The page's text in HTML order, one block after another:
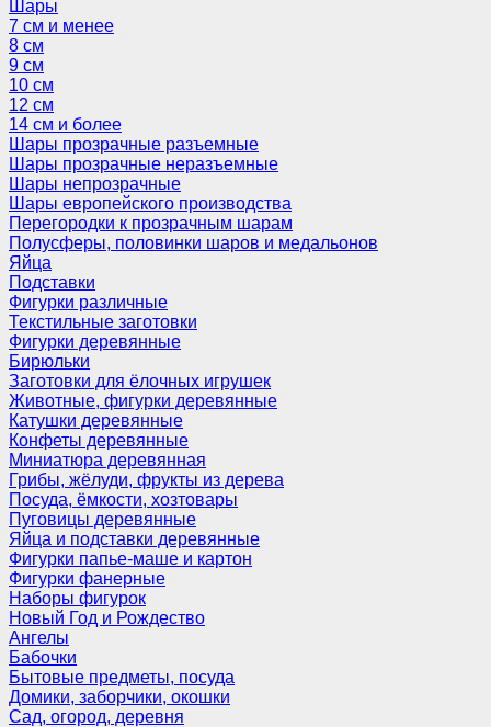
Шары
7 см и менее
8 см
9 см
10 см
12 см
14 см и более
Шары прозрачные разъемные
Шары прозрачные неразъемные
Шары непрозрачные
Шары европейского производства
Перегородки к прозрачным шарам
Полусферы, половинки шаров и медальонов
Яйца
Подставки
Фигурки различные
Текстильные заготовки
Фигурки деревянные
Бирюльки
Заготовки для ёлочных игрушек
Животные, фигурки деревянные
Катушки деревянные
Конфеты деревянные
Миниатюра деревянная
Грибы, жёлуди, фрукты из дерева
Посуда, ёмкости, хозтовары
Пуговицы деревянные
Яйца и подставки деревянные
Фигурки папье-маше и картон
Фигурки фанерные
Наборы фигурок
Новый Год и Рождество
Ангелы
Бабочки
Бытовые предметы, посуда
Домики, заборчики, окошки
Сад, огород, деревня